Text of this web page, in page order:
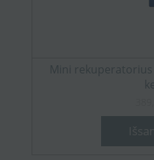
Mini rekuperatorius